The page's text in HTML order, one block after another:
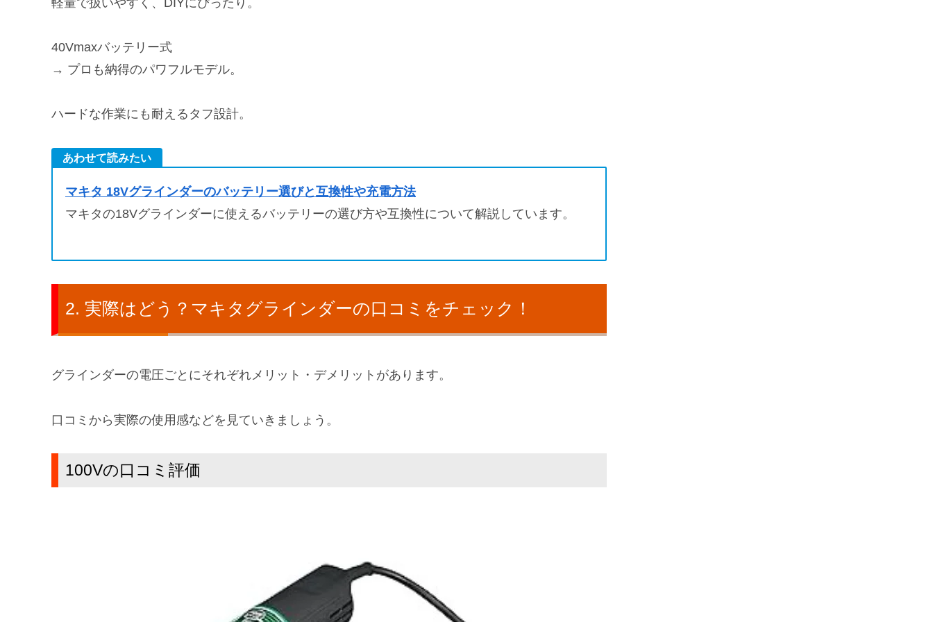
40Vmaxバッテリー式
→ プロも納得のパワフルモデル。
ハードな作業にも耐えるタフ設計。
あわせて読みたい
マキタ 18Vグラインダーのバッテリー選びと互換性や充電方法
マキタの18Vグラインダーに使えるバッテリーの選び方や互換性について解説しています。
実際はどう？マキタグラインダーの口コミをチェック！
グラインダーの電圧ごとにそれぞれメリット・デメリットがあります。
口コミから実際の使用感などを見ていきましょう。
100Vの口コミ評価